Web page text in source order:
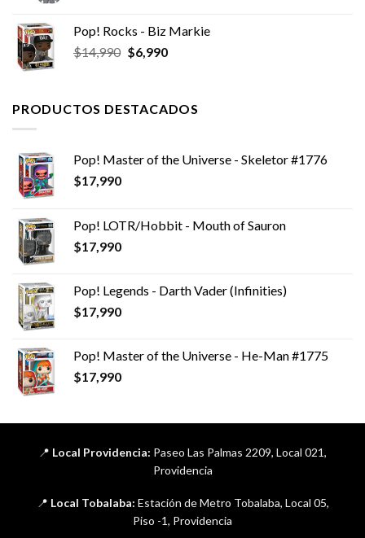
Pop! Rocks - Biz Markie
$14,990 El
era:
$6,990El
es:
PRODUCTOS DESTACADOS
Pop! Master of the Universe - Skeletor #1776
$17,990
Pop! LOTR/Hobbit - Mouth of Sauron
$17,990
Pop! Legends - Darth Vader (Infinities)
$17,990
Pop! Master of the Universe - He-Man #1775
$17,990
📍 Local Providencia: Paseo Las Palmas 2209, Local 021,
Providencia
📍 Local Tobalaba: Estación de Metro Tobalaba, Local 05,
Piso -1, Providencia